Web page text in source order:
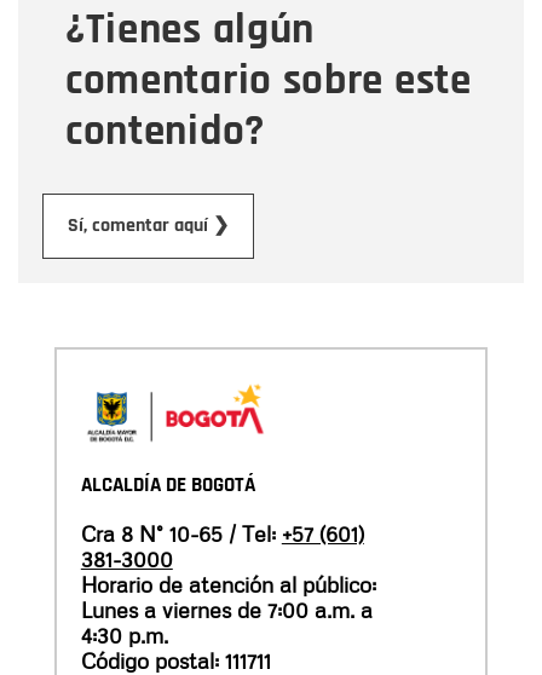
¿Tienes algún
comentario sobre este
contenido?
Sí, comentar aquí ❯
Mensaje
ALCALDÍA DE BOGOTÁ
Cra 8 N° 10-65 / Tel: +57 (601)
381-3000
Horario de atención al público:
Lunes a viernes de 7:00 a.m. a
4:30 p.m.
Código postal: 111711